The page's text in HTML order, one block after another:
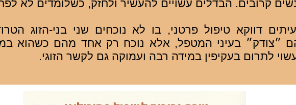
קרובים. הבדלים עשויים להעשיר ולחזק, כשלומדים לא
דווקא טיפול פרטני, בו לא נוכחים שני בני-הזוג
״צודק״ בעיני המטפל, אלא נוכח רק אחד מהם כשהוא
לתרום בעקיפין במידה רבה ועמוקה גם לקשר הזוגי.